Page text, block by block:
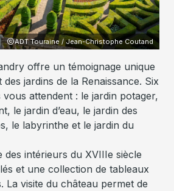
/ Jean-Christophe Coutand
offre un témoignage unique
des jardins de la Renaissance. Six
attendent : le jardin potager,
le jardin d’eau, le jardin des
le labyrinthe et le jardin du
des intérieurs du XVIIIe siècle
et une collection de tableaux
La visite du château permet de